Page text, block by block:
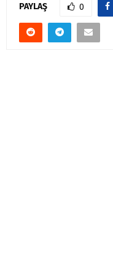
PAYLAŞ 0